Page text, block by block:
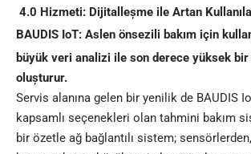
4.0 Hizmeti: Dijitalleșme ile Artan
BAUDIS IoT: Aslen önsezili bakım için
büyük veri analizi ile son derece yüksek bir
olușturur.
Servis alanına gelen bir yenilik de BAUDIS
kapsamlı seçenekleri olan tahmini bakım
bir özetle ağ bağlantılı sistem;